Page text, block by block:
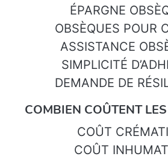
ÉPARGNE
OBSÈQUES POUR
ASSISTANCE
SIMPLICITÉ
DEMANDE DE
COMBIEN COÛTENT
COÛT
COÛT